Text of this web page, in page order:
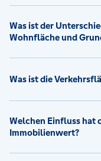
Was ist der
Wohnfläche und
Was ist die
Welchen Einfluss hat
Immobilienwert?